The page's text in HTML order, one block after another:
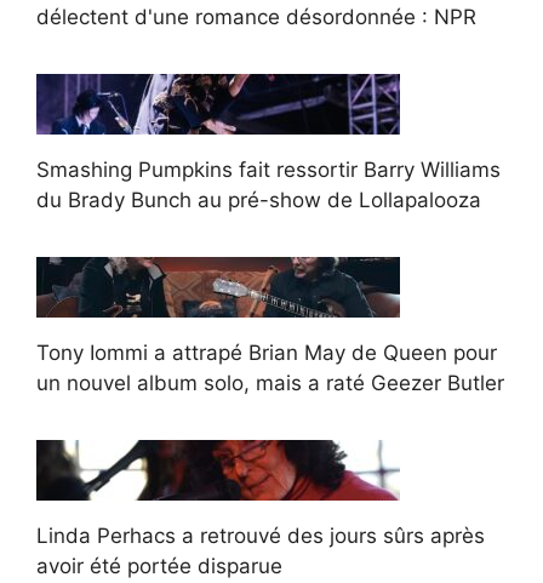
délectent d'une romance désordonnée : NPR
Smashing Pumpkins fait ressortir Barry Williams
du Brady Bunch au pré-show de Lollapalooza
Tony Iommi a attrapé Brian May de Queen pour
un nouvel album solo, mais a raté Geezer Butler
Linda Perhacs a retrouvé des jours sûrs après
avoir été portée disparue